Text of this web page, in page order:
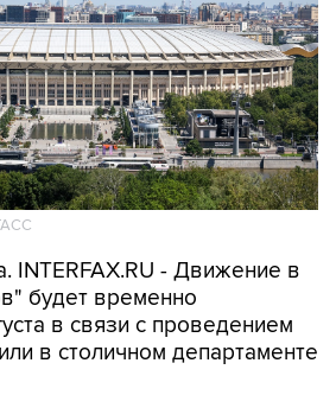
INTERFAX.RU - Движение в
будет временно
в связи с проведением
в столичном департаменте